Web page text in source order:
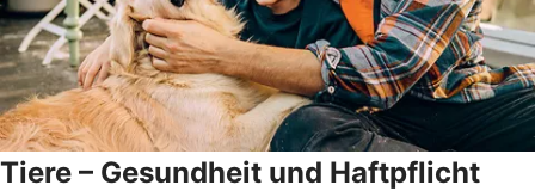
Tiere – Gesundheit und Haftpflicht